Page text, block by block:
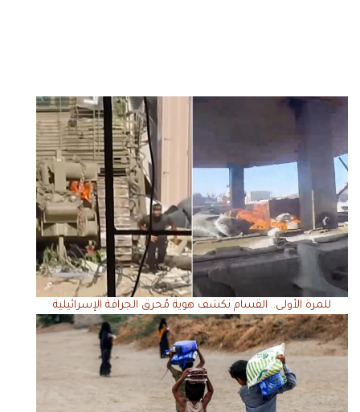
للمرة الأولى.. القسام تكشف هوية مُحرق الجرافة الإسرائيلية